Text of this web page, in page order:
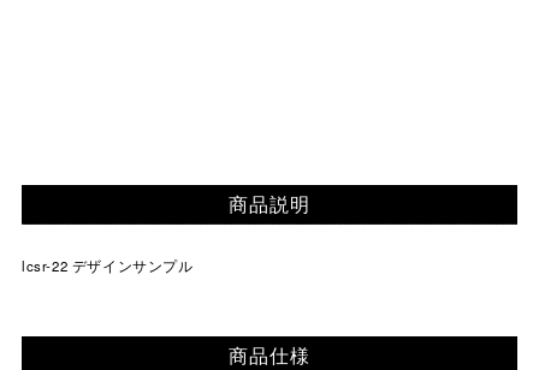
商品説明
lcsr-22 デザインサンプル
商品仕様